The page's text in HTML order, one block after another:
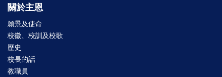
關於主恩
願景及使命
校徽、校訓及校歌
歷史
校長的話
教職員